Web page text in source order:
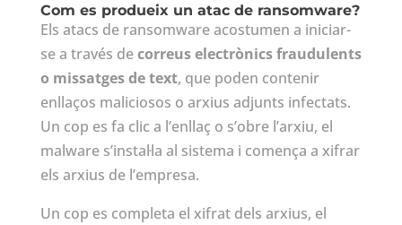
Com es produeix un atac de ransomware?
Els atacs de ransomware acostumen a iniciar-
se a través decorreus electrònics fraudulents
o missatges de text, que poden contenir
enllaços maliciosos o arxius adjunts infectats.
Un cop es fa clic a l’enllaç o s’obre l’arxiu, el
malware s’instal·la al sistema i comença a xifrar
els arxius de l’empresa.
Un cop es completa el xifrat dels arxius, el